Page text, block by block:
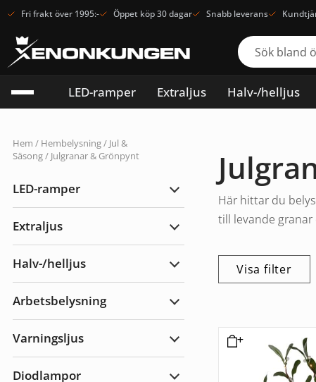
Fri frakt över 1995:- Öppet köp 30 dagar Snabb leverans
LED-ramper Extraljus Halv-/helljus
Hem / Hembelysning/ Jul &
Säsong/ Julgranar & Grönpynt
LED-ramper
Expandera
Extraljus
Expandera
Halv-/helljus
Expandera
Arbetsbelysning
Expandera
Varningsljus
Expandera
Diodlampor
Här hittar du
till levande granar
Visa filter